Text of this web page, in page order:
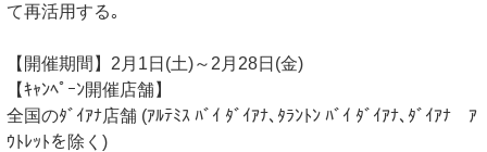
て再活用する｡
【開催期間】2月1日(土)～2月28日(金)
【ｷｬﾝﾍﾟｰﾝ開催店舗】
全国のﾀﾞｲｱﾅ店舗 (ｱﾙﾃﾐｽ ﾊﾞｲ ﾀﾞｲｱﾅ､ﾀﾗﾝﾄﾝ ﾊﾞｲ ﾀﾞｲｱﾅ､ﾀﾞｲｱﾅ ｱ
ｳﾄﾚｯﾄを除く)